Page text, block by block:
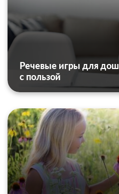
Речевые игры для
с пользой